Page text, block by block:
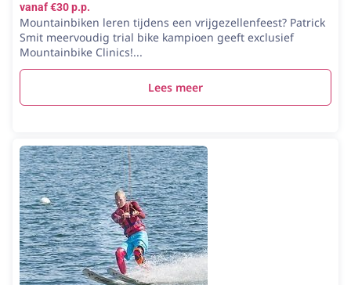
vanaf €30 p.p.
Mountainbiken leren tijdens een vrijgezellenfeest? Patrick
Smit meervoudig trial bike kampioen geeft exclusief
Mountainbike Clinics!...
Lees meer